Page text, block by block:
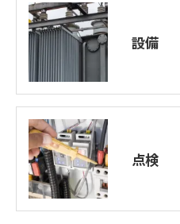
設備
点検